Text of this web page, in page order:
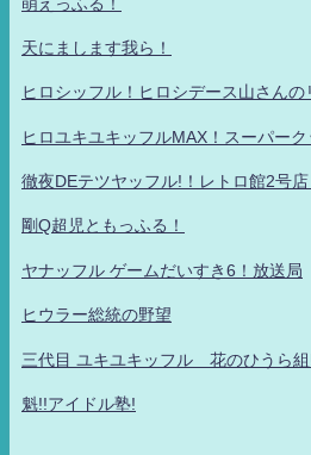
天にまします我ら！
ヒロシッフル！ヒロシデース山さんの
ヒロユキユキッフルMAX！スーパーク
徹夜DEテツヤッフル!！レトロ館2号店
剛Q超児ともっふる！
ヤナッフル ゲームだいすき6！放送局
ヒウラー総統の野望
三代目 ユキユキッフル 花のひうら組!
魁!!アイドル塾!